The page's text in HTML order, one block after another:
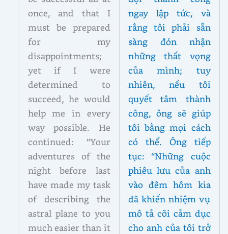
once, and that I
must be prepared
for my
disappointments;
yet if I were
determined to
succeed, he would
help me in every
way possible. He
continued: “Your
adventures of the
night before last
have made my task
of describing the
astral plane to you
much easier than it
ngay lập tức, và
rằng tôi phải sẵn
sàng đón nhận
những thất vọng
của mình; tuy
nhiên, nếu tôi
quyết tâm thành
công, ông sẽ giúp
tôi bằng mọi cách
có thể. Ông tiếp
tục: “Những cuộc
phiêu lưu của anh
vào đêm hôm kia
đã khiến nhiệm vụ
mô tả cõi cảm dục
cho anh của tôi trở